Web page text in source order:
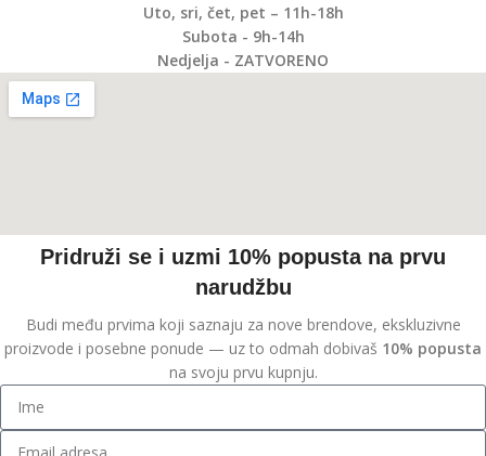
Uto, sri, čet, pet – 11h-18h
Subota - 9h-14h
Nedjelja - ZATVORENO
Pridruži se i uzmi 10% popusta na prvu
narudžbu
Budi među prvima koji saznaju za nove brendove, ekskluzivne
proizvode i posebne ponude — uz to odmah dobivaš 10% popusta
na svoju prvu kupnju.